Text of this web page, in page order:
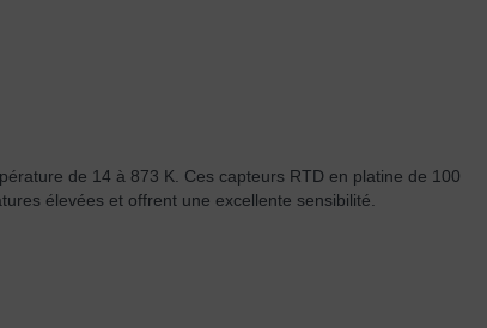
de 14 à 873 K. Ces capteurs RTD en platine de 100
élevées et offrent une excellente sensibilité.